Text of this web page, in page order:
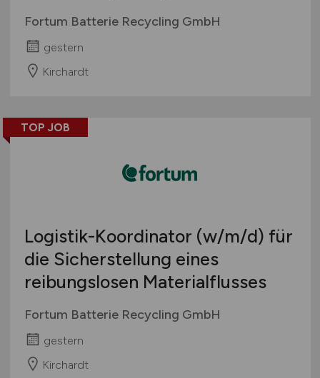
Fortum Batterie Recycling GmbH
gestern
Kirchardt
TOP JOB
Logistik-Koordinator (w/m/d) für
die Sicherstellung eines
reibungslosen Materialflusses
Fortum Batterie Recycling GmbH
gestern
Kirchardt